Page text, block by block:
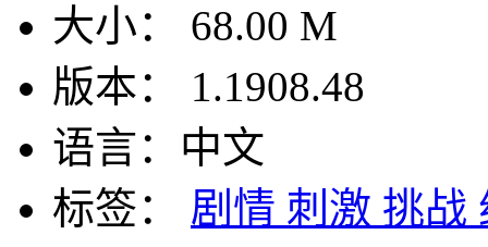
大小：
68.00 M
版本：
1.1908.48
语言： 中文
标签：
剧情 刺激 挑战